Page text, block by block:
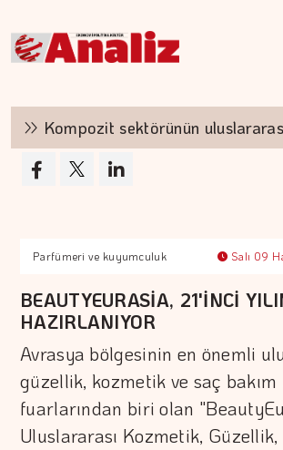
Kompozit sektörünün uluslararası
Parfümeri ve kuyumculuk Salı 09
BEAUTYEURASİA, 21'İNCİ
HAZIRLANIYOR
Avrasya bölgesinin en önemli
güzellik, kozmetik ve saç
fuarlarından biri olan
Uluslararası Kozmetik, Güzellik,